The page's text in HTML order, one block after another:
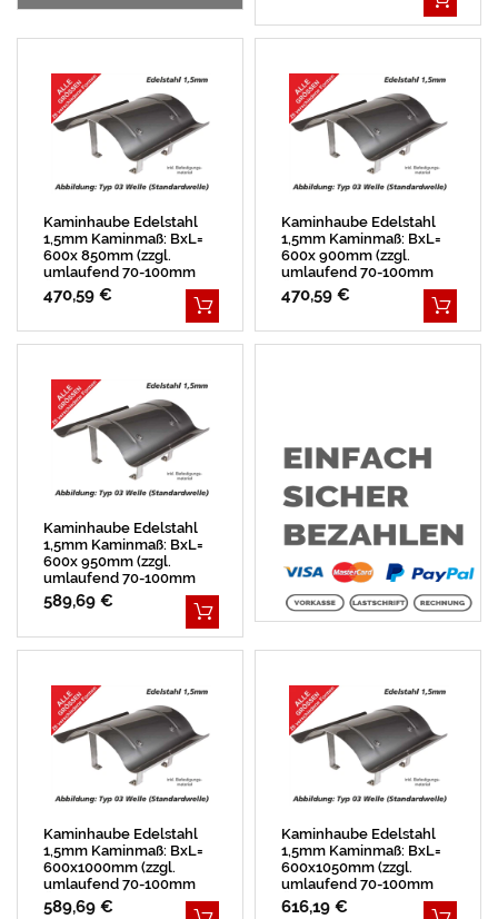
Kaminhaube Edelstahl
1,5mm Kaminmaß: BxL=
600x 850mm (zzgl.
umlaufend 70-100mm
Überstand)
470,59 €
Kaminhaube Edelstahl
1,5mm Kaminmaß: BxL=
600x 900mm (zzgl.
umlaufend 70-100mm
Überstand)
470,59 €
Kaminhaube Edelstahl
1,5mm Kaminmaß: BxL=
600x 950mm (zzgl.
umlaufend 70-100mm
Überstand)
589,69 €
Kaminhaube Edelstahl
1,5mm Kaminmaß: BxL=
600x1000mm (zzgl.
umlaufend 70-100mm
Überstand)
589,69 €
Kaminhaube Edelstahl
1,5mm Kaminmaß: BxL=
600x1050mm (zzgl.
umlaufend 70-100mm
Überstand)
616,19 €